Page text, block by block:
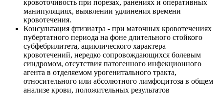
кровоточивость при порезах, ранениях и оперативных
манипуляциях, выявлении удлинения времени
кровотечения.
Консультация фтизиатра - при маточных кровотечениях
пубертатного периода на фоне длительного стойкого
субфебрилитета, ациклического характера
кровотечений, нередко сопровождающихся болевым
синдромом, отсутствия патогенного инфекционного
агента в отделяемом урогенитального тракта,
относительного или абсолютного лимфоцитоза в общем
анализе крови, положительных результатов